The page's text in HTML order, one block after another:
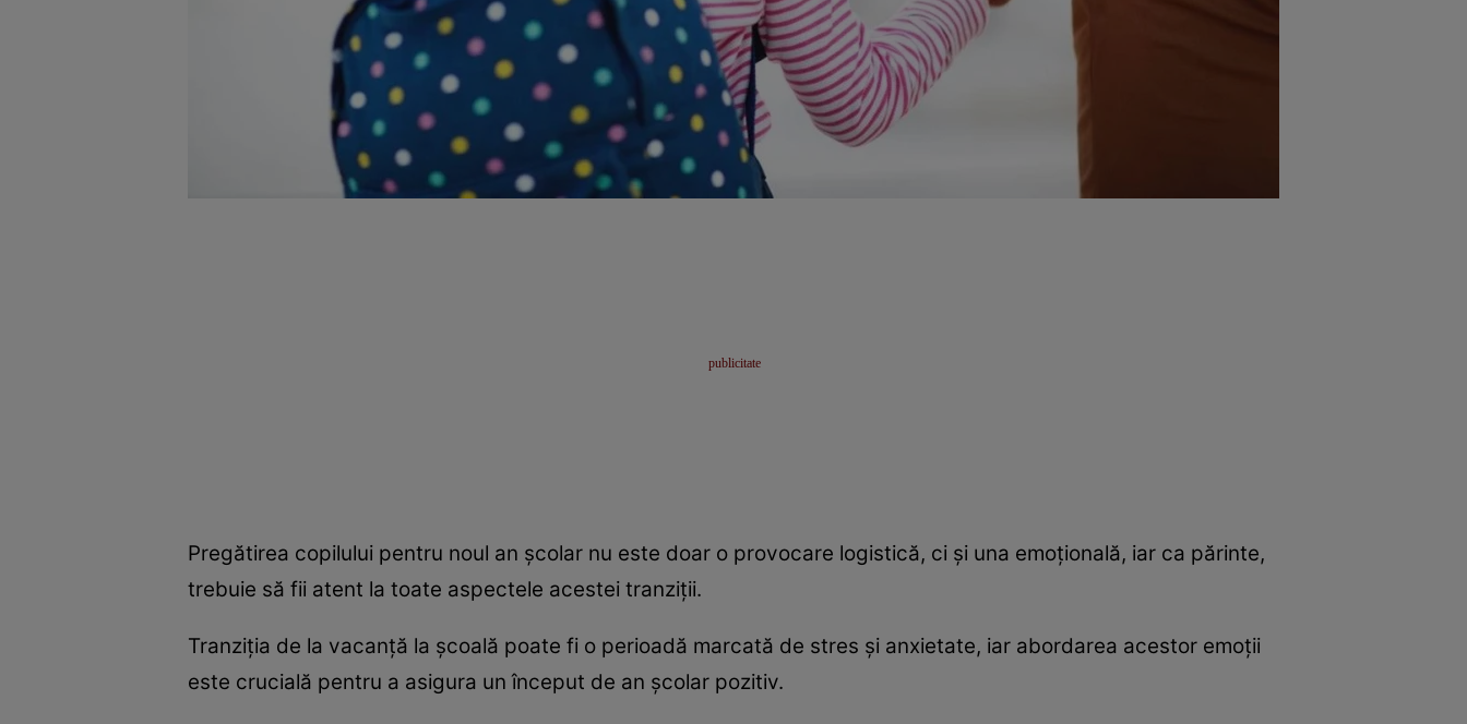
Pregătirea copilului pentru noul an școlar nu este doar o provocare logistică, ci și una emoțională, iar ca părinte,
trebuie să fii atent la toate aspectele acestei tranziții.
Tranziția de la vacanță la școală poate fi o perioadă marcată de stres și anxietate, iar abordarea acestor emoții
este crucială pentru a asigura un început de an școlar pozitiv.